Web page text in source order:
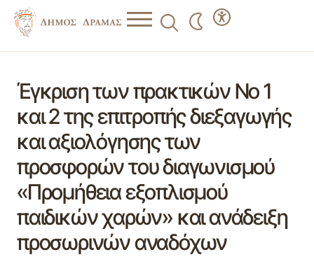
Έγκριση των πρακτικών Νο 1
και 2 της επιτροπής διεξαγωγής
και αξιολόγησης των
προσφορών του διαγωνισμού
«Προμήθεια εξοπλισμού
παιδικών χαρών» και ανάδειξη
προσωρινών αναδόχων